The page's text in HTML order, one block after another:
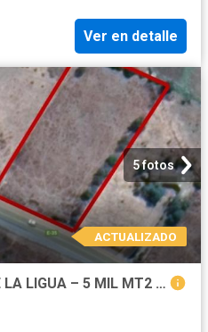
Ver en detalle
5 fotos
ACTUALIZADO
SITIO BORDE ORIENTE DE LA LIGUA – 5 MIL MT2 SUBDIVIDIBLE